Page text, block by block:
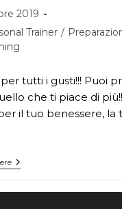
2019
Trainer /
tutti i gusti!!! Puoi
che ti piace di
il tuo benessere, la